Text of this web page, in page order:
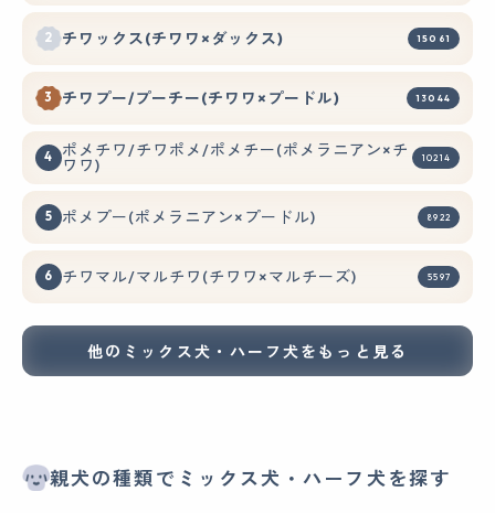
チワックス(チワワ×ダックス) 15061
チワプー/プーチー(チワワ×プードル) 13044
ポメチワ/チワポメ/ポメチー(ポメラニアン×チ
ワワ) 10214
ポメプー(ポメラニアン×プードル) 8922
チワマル/マルチワ(チワワ×マルチーズ) 5597
他のミックス犬・ハーフ犬をもっと見る
親犬の種類でミックス犬・ハーフ犬を探す